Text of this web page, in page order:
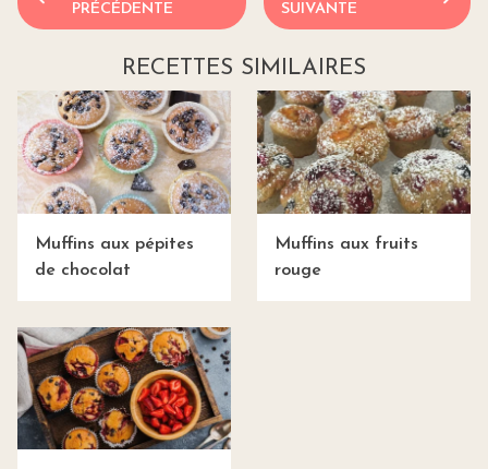
PRÉCÉDENTE
SUIVANTE
RECETTES SIMILAIRES
Muffins aux pépites
de chocolat
Muffins aux fruits
rouge